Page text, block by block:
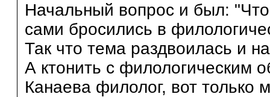
Начальный вопрос и был:
сами бросились в
Так что тема раздвоилась и
А ктонить с филологическим
Канаева филолог, вот только